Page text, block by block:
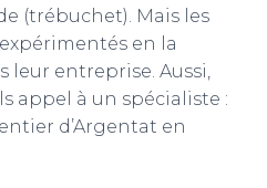
(trébuchet). Mais les
en la
leur entreprise. Aussi,
appel à un spécialiste :
d’Argentat en